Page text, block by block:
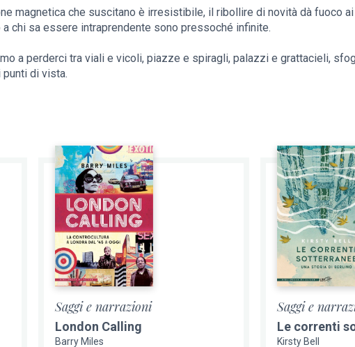
magnetica che suscitano è irresistibile, il ribollire di novità dà fuoco
a chi sa essere intraprendente sono pressoché infinite.
a perderci tra viali e vicoli, piazze e spiragli, palazzi e grattacieli,
punti di vista.
Saggi e narrazioni
London Calling
Barry Miles
Saggi e
Le correnti
Kirsty Bell